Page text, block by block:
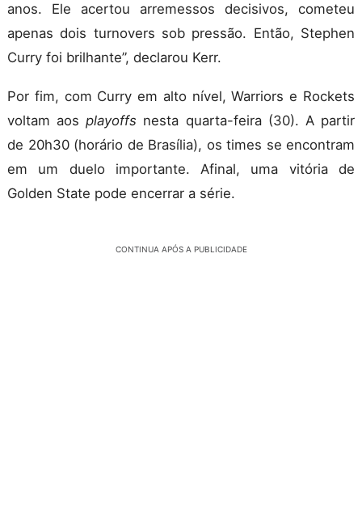
anos. Ele acertou arremessos decisivos, cometeu
apenas dois turnovers sob pressão. Então, Stephen
Curry foi brilhante”, declarou Kerr.
Por fim, com Curry em alto nível, Warriors e Rockets
voltam aosplayoffs nesta quarta-feira (30). A partir
de 20h30 (horário de Brasília), os times se encontram
em um duelo importante. Afinal, uma vitória de
Golden State pode encerrar a série.
CONTINUA APÓS A PUBLICIDADE